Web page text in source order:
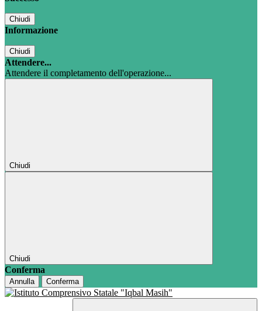
Chiudi
Informazione
Chiudi
Attendere...
Attendere il completamento dell'operazione...
Chiudi
Chiudi
Conferma
Annulla Conferma